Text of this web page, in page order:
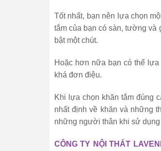
Tốt nhất, bạn nên lựa chọn
tắm của bạn có sàn, tường và
bật một chút.
Hoặc hơn nữa bạn có thể
khá đơn điệu.
Khi lựa chọn khăn tắm đúng
nhất định về khăn và những
những người thân khi sử dụng
CÔNG TY NỘI THẤT